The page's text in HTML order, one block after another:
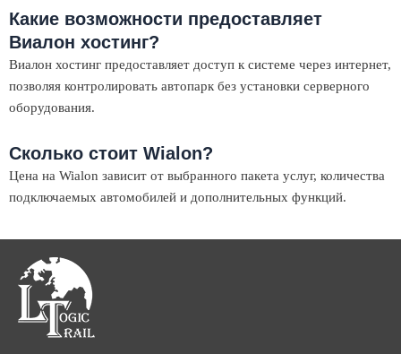
Какие возможности предоставляет
Виалон хостинг?
Виалон хостинг предоставляет доступ к системе через интернет,
позволяя контролировать автопарк без установки серверного
оборудования.
Сколько стоит Wialon?
Цена на Wialon зависит от выбранного пакета услуг, количества
подключаемых автомобилей и дополнительных функций.